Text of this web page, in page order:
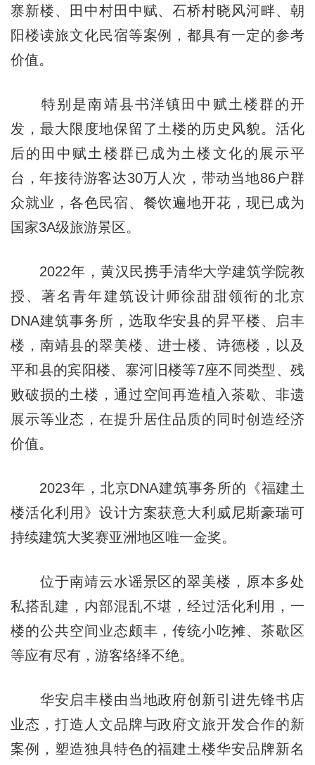
寨新楼、田中村田中赋、石桥村晓风河畔、朝
阳楼读旅文化民宿等案例，都具有一定的参考
价值。
特别是南靖县书洋镇田中赋土楼群的开
发，最大限度地保留了土楼的历史风貌。活化
后的田中赋土楼群已成为土楼文化的展示平
台，年接待游客达30万人次，带动当地86户群
众就业，各色民宿、餐饮遍地开花，现已成为
国家3A级旅游景区。
2022年，黄汉民携手清华大学建筑学院教
授、著名青年建筑设计师徐甜甜领衔的北京
DNA建筑事务所，选取华安县的昇平楼、启丰
楼，南靖县的翠美楼、进士楼、诗德楼，以及
平和县的宾阳楼、寨河旧楼等7座不同类型、残
败破损的土楼，通过空间再造植入茶歇、非遗
展示等业态，在提升居住品质的同时创造经济
价值。
2023年，北京DNA建筑事务所的《福建土
楼活化利用》设计方案获意大利威尼斯豪瑞可
持续建筑大奖赛亚洲地区唯一金奖。
位于南靖云水谣景区的翠美楼，原本多处
私搭乱建，内部混乱不堪，经过活化利用，一
楼的公共空间业态颇丰，传统小吃摊、茶歇区
等应有尽有，游客络绎不绝。
华安启丰楼由当地政府创新引进先锋书店
业态，打造人文品牌与政府文旅开发合作的新
案例，塑造独具特色的福建土楼华安品牌新名